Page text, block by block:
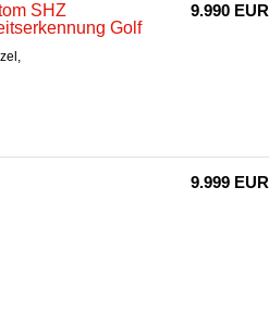
9.990 EUR
SHZ
Golf
9.999 EUR